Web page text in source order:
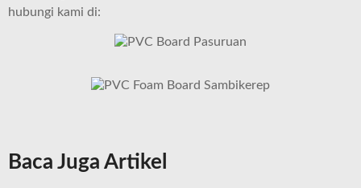
hubungi kami di:
Baca Juga Artikel